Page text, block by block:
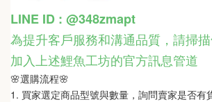
LINE ID : @348zmapt
為提升客戶服務和溝通品質，請掃
加入上述鯉魚工坊的官方訊息管道
🌸選購流程🌸
1. 買家選定商品型號與數量，詢問賣家是否有